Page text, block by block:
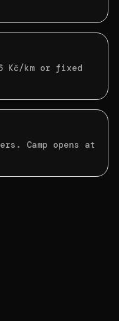
Kč/km or fixed
Camp opens at